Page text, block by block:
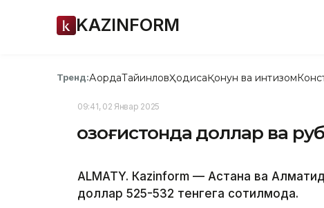
KAZINFORM
Тренд:АқордаТайинловҲодисаҚонун ва интизом
09:41, 02 Январ 2025
Қозоғистонда доллар ва
ALMATY. Кazinform — Астана ва
доллар 525-532 тенгега сотилмоқда.